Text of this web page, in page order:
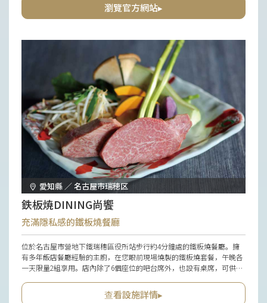
瀏覽官方網站▸
愛知縣 ／ 名古屋市瑞穂区
鉄板焼DINING尚饗
充滿隱私感的鐵板燒餐廳
位於名古屋市營地下鐵瑞穗區役所站步行約4分鐘處的鐵板燒餐廳。擁
有多年飯店餐廳經驗的主廚，在您眼前現場燒製的鐵板燒套餐，午晚各
一天限量2組享用。店內除了6個座位的吧台席外，也設有桌席，可供獨
慮到嬰兒車與輪椅使用者，對攜家帶眷的客人而言是一大貼心安排。
查看設施詳情▸